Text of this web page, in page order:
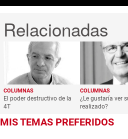
COLUMNAS
El poder destructivo de la
4T
COLUMNAS
¿Le gustaría ver
realizado?
MIS TEMAS PREFERIDOS